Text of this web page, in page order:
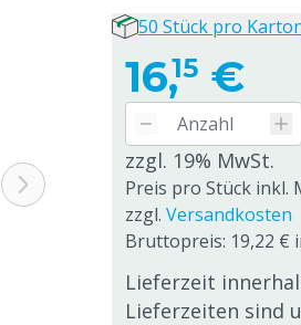
16,15 €
zzgl. 19% MwSt.
Preis pro Stück inkl.
zzgl. Versandkosten
Bruttopreis: 19,22 €
Lieferzeit
Lieferzeiten sind
50 Stück pro